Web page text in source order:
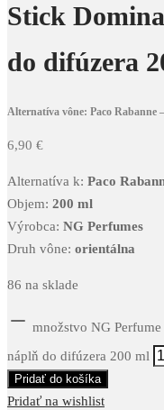
Stick
do difúzera
Alternatíva vône: Paco Rabanne
6,90 €
Alternatíva k: Paco
Objem: 200 ml
Výrobca: NG Perfumes
Druh vône: orientálna
86 na sklade
množstvo NG
náplň do difúzera 200 ml
Pridať do košíka
Pridať na wishlist